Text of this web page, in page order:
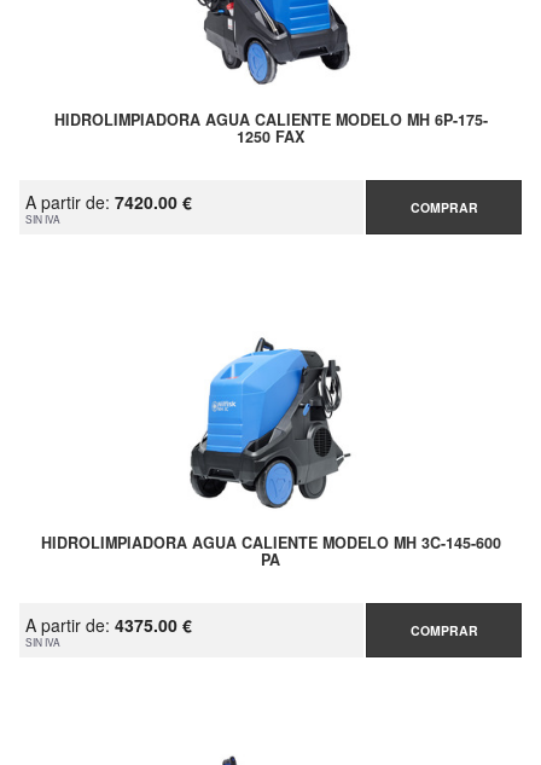
HIDROLIMPIADORA AGUA CALIENTE MODELO MH 6P-175-
1250 FAX
A partir de: 7420.00 €
SIN IVA
COMPRAR
HIDROLIMPIADORA AGUA CALIENTE MODELO MH 3C-145-600
PA
A partir de: 4375.00 €
SIN IVA
COMPRAR